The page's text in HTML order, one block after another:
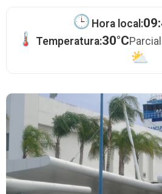
Hora local:
Temperatura:30°C